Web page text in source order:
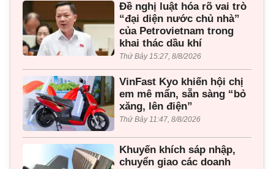
Đề nghị luật hóa rõ vai trò
“đại diện nước chủ nhà”
của Petrovietnam trong
khai thác dầu khí
Thứ Bảy 15:27, 8/8/2026
VinFast Kyo khiến hội chị
em mê mẩn, sẵn sàng “bỏ
xăng, lên điện”
Thứ Bảy 11:47, 8/8/2026
Khuyến khích sáp nhập,
chuyển giao các doanh